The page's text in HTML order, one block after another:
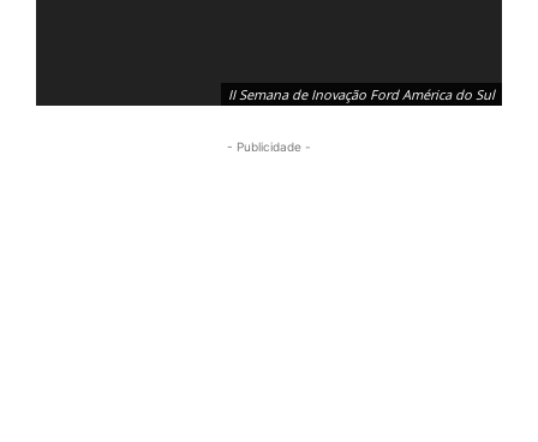
II Semana de Inovação Ford América do Sul
- Publicidade -